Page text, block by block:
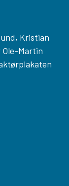
Kristian
Ole-Martin